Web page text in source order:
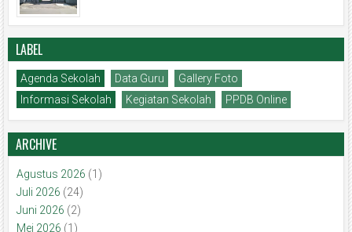
LABEL
Agenda Sekolah Data Guru
Gallery Foto
Informasi Sekolah
Kegiatan Sekolah PPDB Online
ARCHIVE
Agustus 2026 (1)
Juli 2026 (24)
Juni 2026 (2)
Mei 2026 (1)